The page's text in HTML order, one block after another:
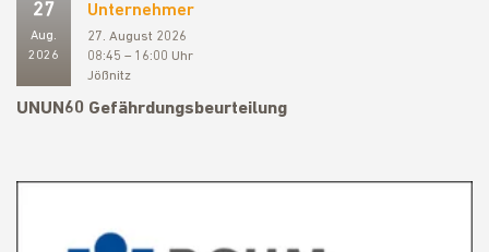
27
Aug.
2026
Unternehmer
27. August 2026
08:45 – 16:00 Uhr
Jößnitz
UNUN60 Gefährdungsbeurteilung